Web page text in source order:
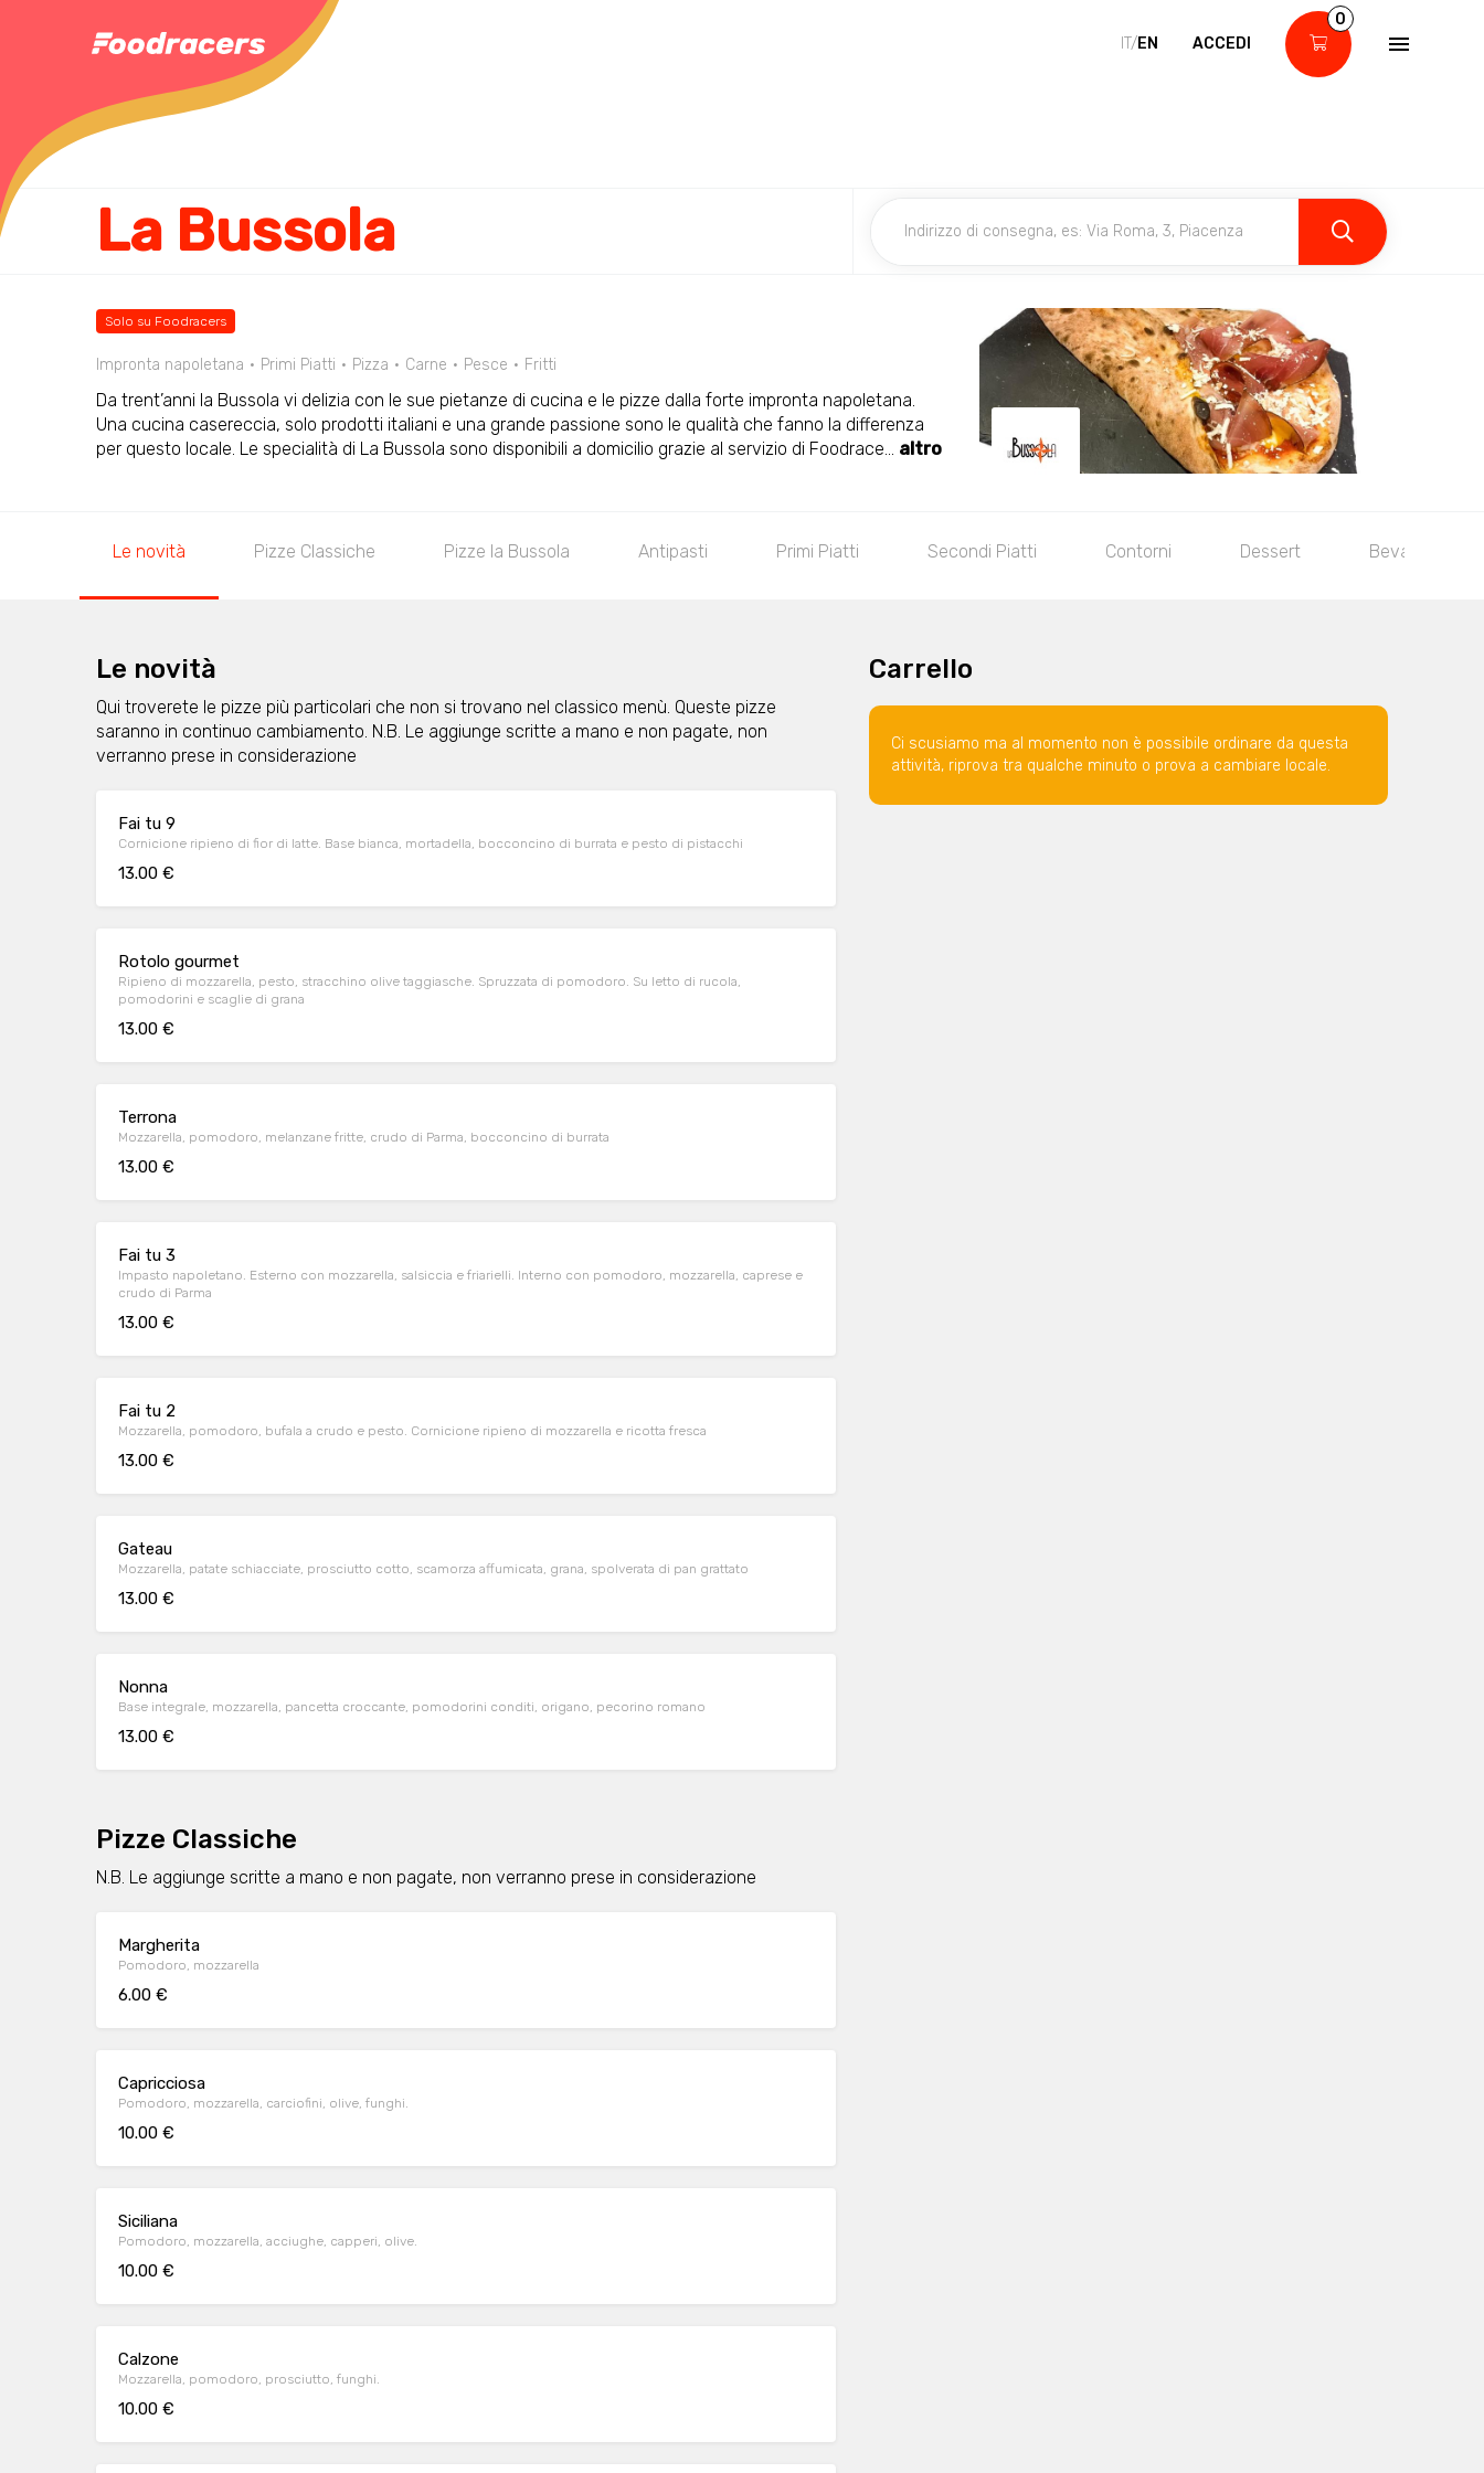
IT/EN ACCEDI
0
La Bussola
Solo su Foodracers
Impronta napoletana Primi Piatti Pizza Carne Pesce Fritti
Da trent’anni la Bussola vi delizia con le sue pietanze di cucina e le pizze dalla forte impronta napoletana.
Una cucina casereccia, solo prodotti italiani e una grande passione sono le qualità che fanno la differenza
per questo locale. Le specialità di La Bussola sono disponibili a domicilio grazie al servizio di Foodrace... altro
Le novità Pizze Classiche Pizze la Bussola Antipasti Primi Piatti Secondi Piatti Contorni Dessert Bevande
Le novità
Qui troverete le pizze più particolari che non si trovano nel classico menù. Queste pizze
saranno in continuo cambiamento. N.B. Le aggiunge scritte a mano e non pagate, non
verranno prese in considerazione
Fai tu 9
Cornicione ripieno di fior di latte. Base bianca, mortadella, bocconcino di burrata e pesto di pistacchi
13.00 €
Rotolo gourmet
Ripieno di mozzarella, pesto, stracchino olive taggiasche. Spruzzata di pomodoro. Su letto di rucola,
pomodorini e scaglie di grana
13.00 €
Terrona
Mozzarella, pomodoro, melanzane fritte, crudo di Parma, bocconcino di burrata
13.00 €
Fai tu 3
Impasto napoletano. Esterno con mozzarella, salsiccia e friarielli. Interno con pomodoro, mozzarella, caprese e
crudo di Parma
13.00 €
Fai tu 2
Mozzarella, pomodoro, bufala a crudo e pesto. Cornicione ripieno di mozzarella e ricotta fresca
13.00 €
Gateau
Mozzarella, patate schiacciate, prosciutto cotto, scamorza affumicata, grana, spolverata di pan grattato
13.00 €
Nonna
Base integrale, mozzarella, pancetta croccante, pomodorini conditi, origano, pecorino romano
13.00 €
Pizze Classiche
N.B. Le aggiunge scritte a mano e non pagate, non verranno prese in considerazione
Margherita
Pomodoro, mozzarella
6.00 €
Capricciosa
Pomodoro, mozzarella, carciofini, olive, funghi.
10.00 €
Siciliana
Pomodoro, mozzarella, acciughe, capperi, olive.
10.00 €
Calzone
Mozzarella, pomodoro, prosciutto, funghi.
10.00 €
Carrello
Ci scusiamo ma al momento non è possibile ordinare da questa
attività, riprova tra qualche minuto o prova a cambiare locale.